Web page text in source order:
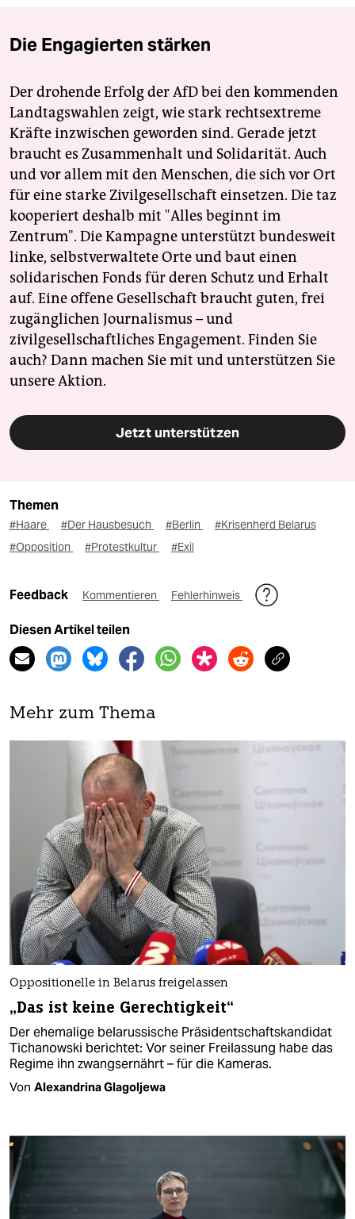
Die Engagierten stärken
Der drohende Erfolg der AfD bei den kommenden
Landtagswahlen zeigt, wie stark rechtsextreme
Kräfte inzwischen geworden sind. Gerade jetzt
braucht es Zusammenhalt und Solidarität. Auch
und vor allem mit den Menschen, die sich vor Ort
für eine starke Zivilgesellschaft einsetzen. Die taz
kooperiert deshalb mit "Alles beginnt im
Zentrum". Die Kampagne unterstützt bundesweit
linke, selbstverwaltete Orte und baut einen
solidarischen Fonds für deren Schutz und Erhalt
auf. Eine offene Gesellschaft braucht guten, frei
zugänglichen Journalismus – und
zivilgesellschaftliches Engagement. Finden Sie
auch? Dann machen Sie mit und unterstützen Sie
unsere Aktion.
Jetzt unterstützen
Themen
#Haare #Der Hausbesuch #Berlin
#Krisenherd Belarus
#Opposition
#Protestkultur #Exil
Feedback Kommentieren Fehlerhinweis
Diesen Artikel teilen
Mehr zum Thema
Oppositionelle in Belarus freigelassen
„Das ist keine Gerechtigkeit“
Der ehemalige belarussische Präsidentschaftskandidat
Tichanowski berichtet: Vor seiner Freilassung habe das
Regime ihn zwangsernährt – für die Kameras.
Von Alexandrina Glagoljewa